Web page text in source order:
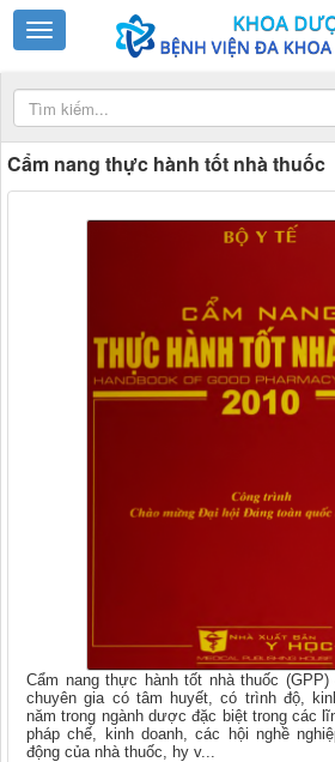
Cẩm nang thực hành tốt nhà thuốc
Cẩm nang thực hành tốt nhà thuốc
chuyên gia có tâm huyết, có trình độ,
năm trong ngành dược đặc biệt trong các
pháp chế, kinh doanh, các hội nghề
động của nhà thuốc, hy v...